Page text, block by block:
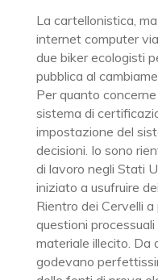
La cartellonistica,
internet computer
due biker ecologisti
pubblica al
Per quanto
sistema di
impostazione del
decisioni. Io sono
di lavoro negli Stati
iniziato a usufruire
Rientro dei Cervelli
questioni
materiale illecito. Da
godevano